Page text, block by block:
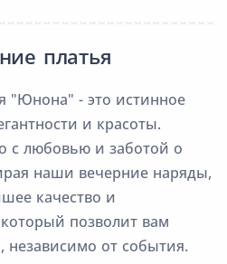
платья
"Юнона" - это истинное
и красоты.
с любовью и заботой о
наши вечерние наряды,
качество и
позволит вам
независимо от события.